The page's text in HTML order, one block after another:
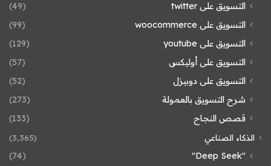
التسويق على twitter
(49)
التسويق على woocommerce
(99)
التسويق على youtube
(129)
التسويق على أوليكس
(57)
التسويق على دوبيزل
(52)
شرح التسويق بالعمولة
(273)
قصص النجاح
(133)
الذكاء الصناعي (3٬365)
"Deep Seek"
(74)